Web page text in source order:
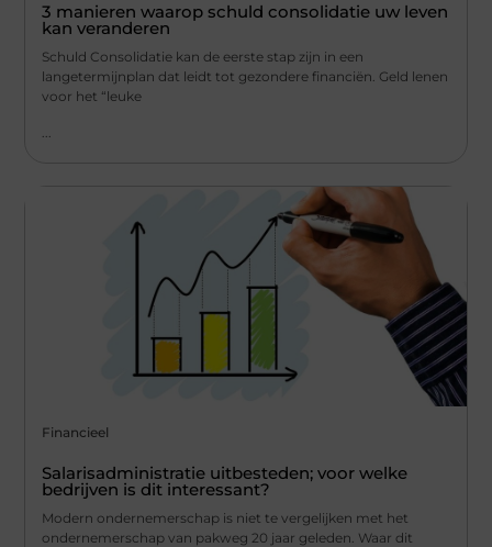
3 manieren waarop schuld consolidatie uw leven
kan veranderen
Schuld Consolidatie kan de eerste stap zijn in een
langetermijnplan dat leidt tot gezondere financiën. Geld lenen
voor het “leuke
Financieel
Salarisadministratie uitbesteden; voor welke
bedrijven is dit interessant?
Modern ondernemerschap is niet te vergelijken met het
ondernemerschap van pakweg 20 jaar geleden. Waar dit